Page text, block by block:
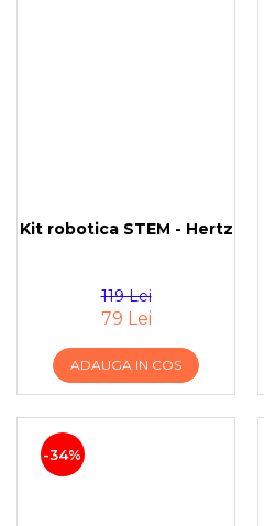
Kit robotica STEM - Hertz
119 Lei
79 Lei
ADAUGA IN COS
-34%